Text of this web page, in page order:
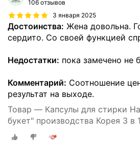
106 отзывов
3 января 2025
Достоинства: Жена довольна.
сердито. Со своей функцией
Недостатки: пока замечено не
Комментарий: Соотношение
результат на выходе.
Товар — Капсулы для стирки
букет" производства Корея 3 в
тканей 30 шт.